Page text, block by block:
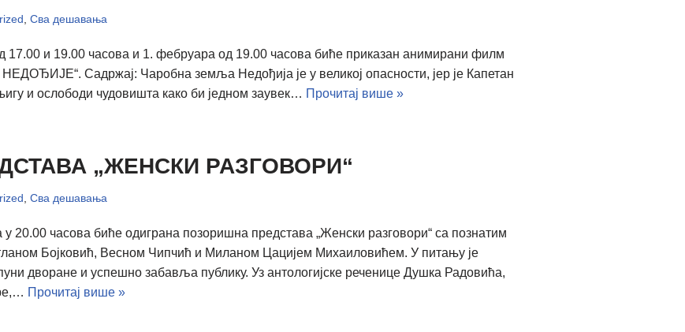
Сва дешавања
17.00 и 19.00 часова и 1. фебруара од 19.00 часова биће приказан анимирани филм
Садржај: Чаробна земља Недођија је у великој опасности, јер је Капетан
и ослободи чудовишта како би једном заувек… Прочитај више »
„ЖЕНСКИ РАЗГОВОРИ“
Сва дешавања
20.00 часова биће одиграна позоришна представа „Женски разговори“ са познатим
Бојковић, Весном Чипчић и Миланом Цацијем Михаиловићем. У питању је
дворане и успешно забавља публику. Уз антологијске реченице Душка Радовића,
Прочитај више »